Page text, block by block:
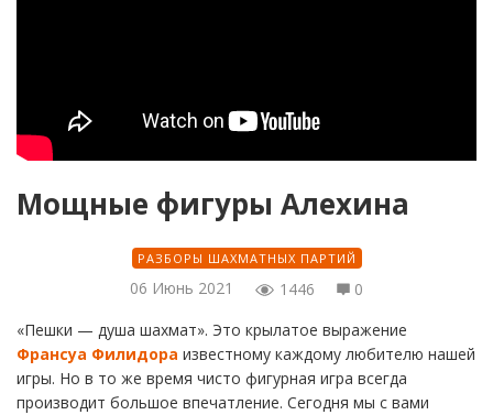
Мощные фигуры Алехина
РАЗБОРЫ ШАХМАТНЫХ ПАРТИЙ
06 Июнь 2021 1446
0
«Пешки — душа шахмат». Это крылатое выражение
Франсуа Филидора известному каждому любителю нашей
игры. Но в то же время чисто фигурная игра всегда
производит большое впечатление. Сегодня мы с вами